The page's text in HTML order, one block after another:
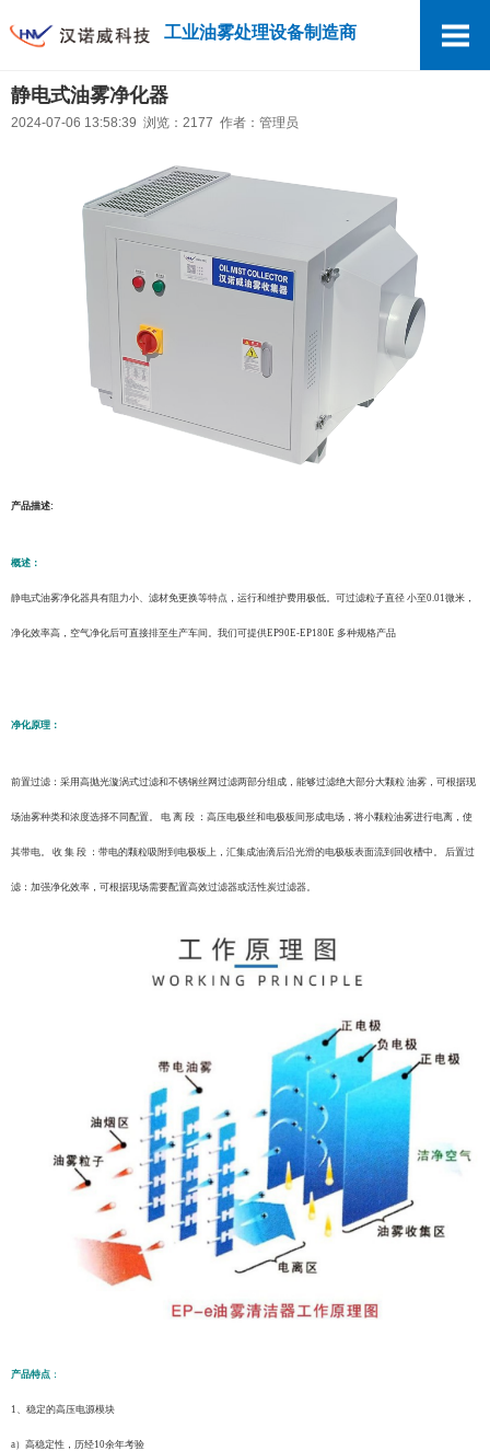
工业油雾处理设备制造商
静电式油雾净化器
2024-07-06 13:58:39 浏览：2177 作者：管理员
产品描述:
概述：
静电式油雾净化器具有阻力小、滤材免更换等特点，运行和维护费用极低。可过滤粒子直径 小至0.01微米，
净化效率高，空气净化后可直接排至生产车间。我们可提供EP90E-EP180E 多种规格产品
净化原理：
前置过滤：采用高抛光漩涡式过滤和不锈钢丝网过滤两部分组成，能够过滤绝大部分大颗粒 油雾，可根据现
场油雾种类和浓度选择不同配置。 电 离 段 ：高压电极丝和电极板间形成电场，将小颗粒油雾进行电离，使
其带电。 收 集 段 ：带电的颗粒吸附到电极板上，汇集成油滴后沿光滑的电极板表面流到回收槽中。 后置过
滤：加强净化效率，可根据现场需要配置高效过滤器或活性炭过滤器。
产品特点 ：
1、稳定的高压电源模块
a）高稳定性，历经1 0余年考验